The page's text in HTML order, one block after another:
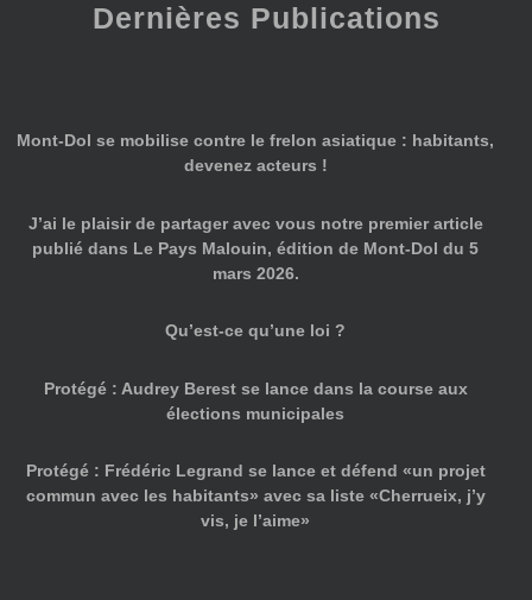
Dernières Publications
Mont-Dol se mobilise contre le frelon asiatique : habitants,
devenez acteurs !
J’ai le plaisir de partager avec vous notre premier article
publié dans Le Pays Malouin, édition de Mont-Dol du 5
mars 2026.
Qu’est-ce qu’une loi ?
Protégé : Audrey Berest se lance dans la course aux
élections municipales
Protégé : Frédéric Legrand se lance et défend «un projet
commun avec les habitants» avec sa liste «Cherrueix, j’y
vis, je l’aime»